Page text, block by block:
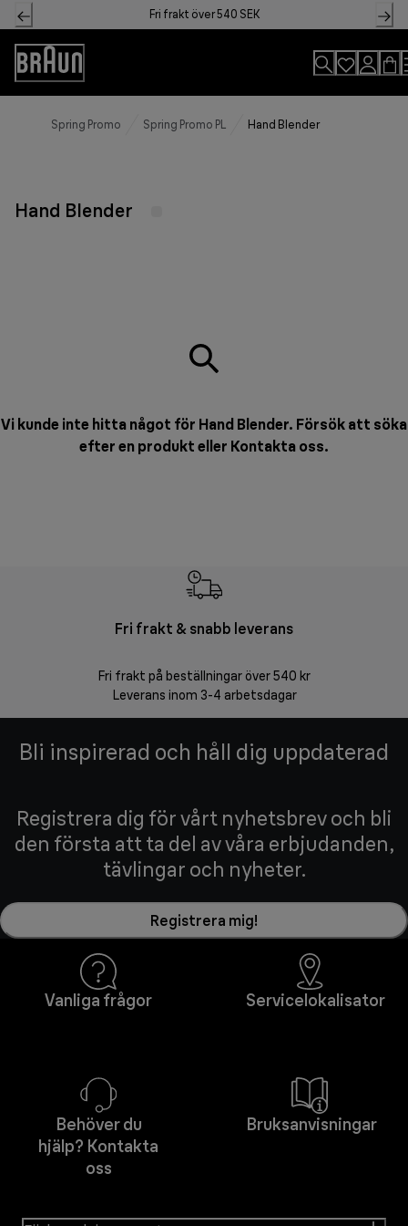
Skip
to
Content
Fri frakt över 540 SEK
Accessibility
Statement
Spring Promo Spring Promo PL Hand Blender
Hand Blender
Vi kunde inte hitta något för Hand Blender. Försök att söka
efter en produkt eller Kontakta oss.
Fri frakt & snabb leverans
Fri frakt på beställningar över 540 kr
Leverans inom 3-4 arbetsdagar
Bli inspirerad och håll dig uppdaterad
Registrera dig för vårt nyhetsbrev och bli
den första att ta del av våra erbjudanden,
tävlingar och nyheter.
Registrera mig!
Vanliga frågor Servicelokalisator
Behöver du
hjälp? Kontakta
oss
Bruksanvisningar